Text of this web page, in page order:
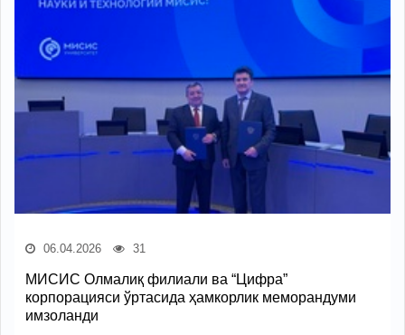
06.04.2026 31
МИСИС Олмалиқ филиали ва “Цифра”
корпорацияси ўртасида ҳамкорлик меморандуми
имзоланди